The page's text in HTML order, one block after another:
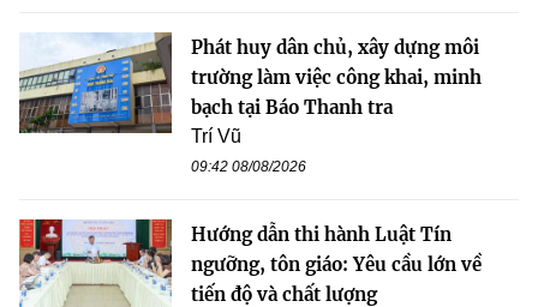
Phát huy dân chủ, xây dựng môi
trường làm việc công khai, minh
bạch tại Báo Thanh tra
Trí Vũ
09:42 08/08/2026
Hướng dẫn thi hành Luật Tín
ngưỡng, tôn giáo: Yêu cầu lớn về
tiến độ và chất lượng